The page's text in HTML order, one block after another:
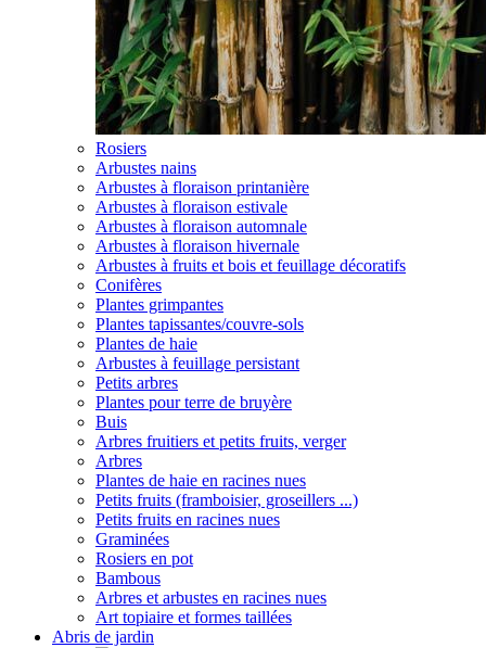
Rosiers
Arbustes nains
Arbustes à floraison printanière
Arbustes à floraison estivale
Arbustes à floraison automnale
Arbustes à floraison hivernale
Arbustes à fruits et bois et feuillage décoratifs
Conifères
Plantes grimpantes
Plantes tapissantes/couvre-sols
Plantes de haie
Arbustes à feuillage persistant
Petits arbres
Plantes pour terre de bruyère
Buis
Arbres fruitiers et petits fruits, verger
Arbres
Plantes de haie en racines nues
Petits fruits (framboisier, groseillers ...)
Petits fruits en racines nues
Graminées
Rosiers en pot
Bambous
Arbres et arbustes en racines nues
Art topiaire et formes taillées
Abris de jardin